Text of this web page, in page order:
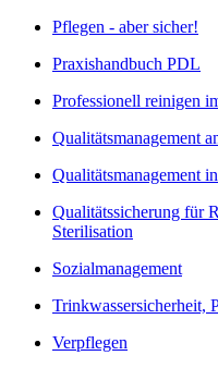
Pflegen - aber sicher!
Praxishandbuch PDL
Professionell reinigen
Qualitätsmanagement
Qualitätsmanagement
Qualitätssicherung für
Sterilisation
Sozialmanagement
Trinkwassersicherheit,
Verpflegen